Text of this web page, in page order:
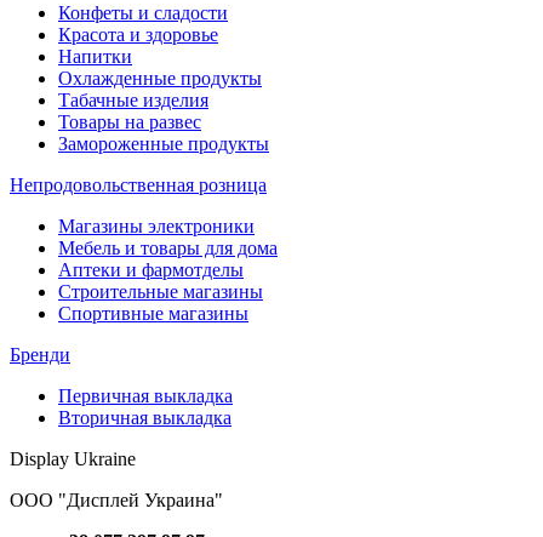
Конфеты и сладости
Красота и здоровье
Напитки
Охлажденные продукты
Табачные изделия
Товары на развес
Замороженные продукты
Непродовольственная розница
Магазины электроники
Мебель и товары для дома
Аптеки и фармотделы
Строительные магазины
Спортивные магазины
Бренди
Первичная выкладка
Вторичная выкладка
Display Ukraine
ООО "Дисплей Украина"